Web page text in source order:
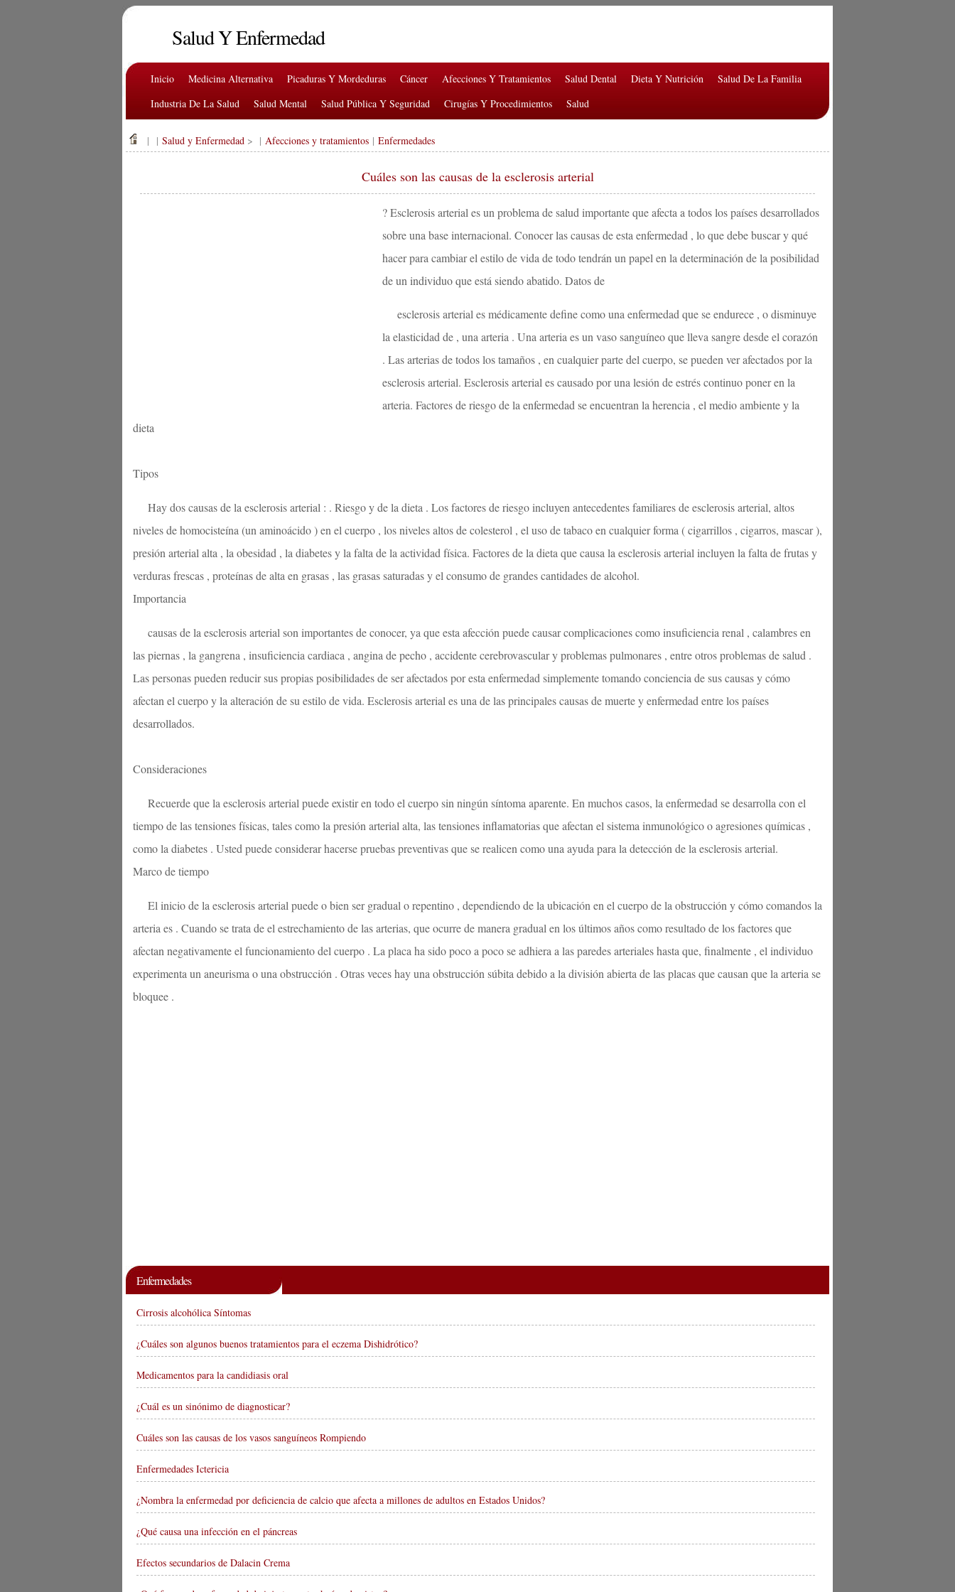
Salud Y Enfermedad
Inicio Medicina Alternativa Picaduras Y Mordeduras Cáncer Afecciones Y Tratamientos Salud Dental Dieta Y Nutrición
Salud De La Familia
Industria De La Salud
Salud Mental Salud Pública Y Seguridad Cirugías Y Procedimientos Salud
| | Salud y Enfermedad > | Afecciones y tratamientos | Enfermedades
Cuáles son las causas de la esclerosis arterial
? Esclerosis arterial es un problema de salud importante que afecta a todos los países desarrollados
sobre una base internacional. Conocer las causas de esta enfermedad , lo que debe buscar y qué
hacer para cambiar el estilo de vida de todo tendrán un papel en la determinación de la posibilidad
de un individuo que está siendo abatido. Datos de
esclerosis arterial es médicamente define como una enfermedad que se endurece , o disminuye
la elasticidad de , una arteria . Una arteria es un vaso sanguíneo que lleva sangre desde el corazón
. Las arterias de todos los tamaños , en cualquier parte del cuerpo, se pueden ver afectados por la
esclerosis arterial. Esclerosis arterial es causado por una lesión de estrés continuo poner en la
arteria. Factores de riesgo de la enfermedad se encuentran la herencia , el medio ambiente y la
dieta
Tipos
Hay dos causas de la esclerosis arterial : . Riesgo y de la dieta . Los factores de riesgo incluyen antecedentes familiares de esclerosis arterial, altos
niveles de homocisteína (un aminoácido ) en el cuerpo , los niveles altos de colesterol , el uso de tabaco en cualquier forma ( cigarrillos , cigarros, mascar ),
presión arterial alta , la obesidad , la diabetes y la falta de la actividad física. Factores de la dieta que causa la esclerosis arterial incluyen la falta de frutas y
verduras frescas , proteínas de alta en grasas , las grasas saturadas y el consumo de grandes cantidades de alcohol.
Importancia
causas de la esclerosis arterial son importantes de conocer, ya que esta afección puede causar complicaciones como insuficiencia renal , calambres en
las piernas , la gangrena , insuficiencia cardiaca , angina de pecho , accidente cerebrovascular y problemas pulmonares , entre otros problemas de salud .
Las personas pueden reducir sus propias posibilidades de ser afectados por esta enfermedad simplemente tomando conciencia de sus causas y cómo
afectan el cuerpo y la alteración de su estilo de vida. Esclerosis arterial es una de las principales causas de muerte y enfermedad entre los países
desarrollados.
Consideraciones
Recuerde que la esclerosis arterial puede existir en todo el cuerpo sin ningún síntoma aparente. En muchos casos, la enfermedad se desarrolla con el
tiempo de las tensiones físicas, tales como la presión arterial alta, las tensiones inflamatorias que afectan el sistema inmunológico o agresiones químicas ,
como la diabetes . Usted puede considerar hacerse pruebas preventivas que se realicen como una ayuda para la detección de la esclerosis arterial.
Marco de tiempo
El inicio de la esclerosis arterial puede o bien ser gradual o repentino , dependiendo de la ubicación en el cuerpo de la obstrucción y cómo comandos la
arteria es . Cuando se trata de el estrechamiento de las arterias, que ocurre de manera gradual en los últimos años como resultado de los factores que
afectan negativamente el funcionamiento del cuerpo . La placa ha sido poco a poco se adhiera a las paredes arteriales hasta que, finalmente , el individuo
experimenta un aneurisma o una obstrucción . Otras veces hay una obstrucción súbita debido a la división abierta de las placas que causan que la arteria se
bloquee .
Enfermedades
Cirrosis alcohólica Síntomas
¿Cuáles son algunos buenos tratamientos para el eczema Dishidrótico?
Medicamentos para la candidiasis oral
¿Cuál es un sinónimo de diagnosticar?
Cuáles son las causas de los vasos sanguíneos Rompiendo
Enfermedades Ictericia
¿Nombra la enfermedad por deficiencia de calcio que afecta a millones de adultos en Estados Unidos?
¿Qué causa una infección en el páncreas
Efectos secundarios de Dalacin Crema